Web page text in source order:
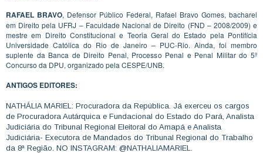
RAFAEL BRAVO, Defensor Público Federal, Rafael Bravo Gomes, bacharel
em Direito pela UFRJ – Faculdade Nacional de Direito (FND – 2008/2009) e
mestre em Direito Constitucional e Teoria Geral do Estado pela Pontifícia
Universidade Católica do Rio de Janeiro – PUC-Rio. Ainda, foi membro
suplente da Banca de Direito Penal, Processo Penal e Penal Militar do 5º
Concurso da DPU, organizado pela CESPE/UNB.
ANTIGOS EDITORES:
NATHÁLIA MARIEL: Procuradora da República. Já exerceu os cargos
de Procuradora Autárquica e Fundacional do Estado do Pará, Analista
Judiciária do Tribunal Regional Eleitoral do Amapá e Analista
Judiciária- Executora de Mandados do Tribunal Regional do Trabalho
da 8ª Região. NO INSTAGRAM: @NATHALIAMARIEL.